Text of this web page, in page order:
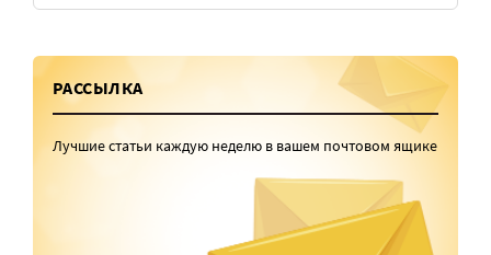
РАССЫЛКА
Лучшие статьи каждую неделю в вашем почтовом ящике